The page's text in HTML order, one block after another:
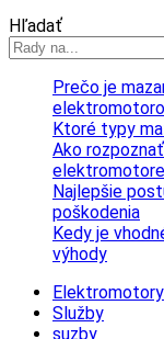
Hľadať
Prečo je
Ktoré typy
Ako
elektromotore
Najlepšie
poškodenia
Kedy je
výhody
Elektromotory
Služby
suzby